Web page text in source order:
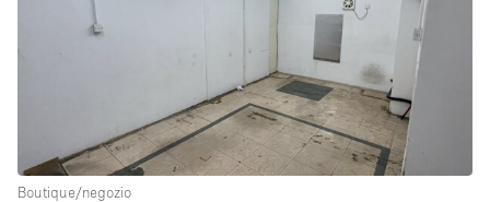
Boutique/negozio